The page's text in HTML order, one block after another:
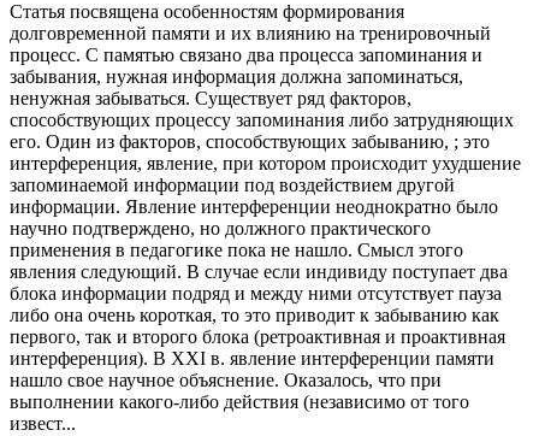
Статья посвящена особенностям формирования
долговременной памяти и их влиянию на тренировочный
процесс. С памятью связано два процесса запоминания и
забывания, нужная информация должна запоминаться,
ненужная забываться. Существует ряд факторов,
способствующих процессу запоминания либо затрудняющих
его. Один из факторов, способствующих забыванию, ; это
интерференция, явление, при котором происходит ухудшение
запоминаемой информации под воздействием другой
информации. Явление интерференции неоднократно было
научно подтверждено, но должного практического
применения в педагогике пока не нашло. Смысл этого
явления следующий. В случае если индивиду поступает два
блока информации подряд и между ними отсутствует пауза
либо она очень короткая, то это приводит к забыванию как
первого, так и второго блока (ретроактивная и проактивная
интерференция). В XXI в. явление интерференции памяти
нашло свое научное объяснение. Оказалось, что при
выполнении какого-либо действия (независимо от того
извест...